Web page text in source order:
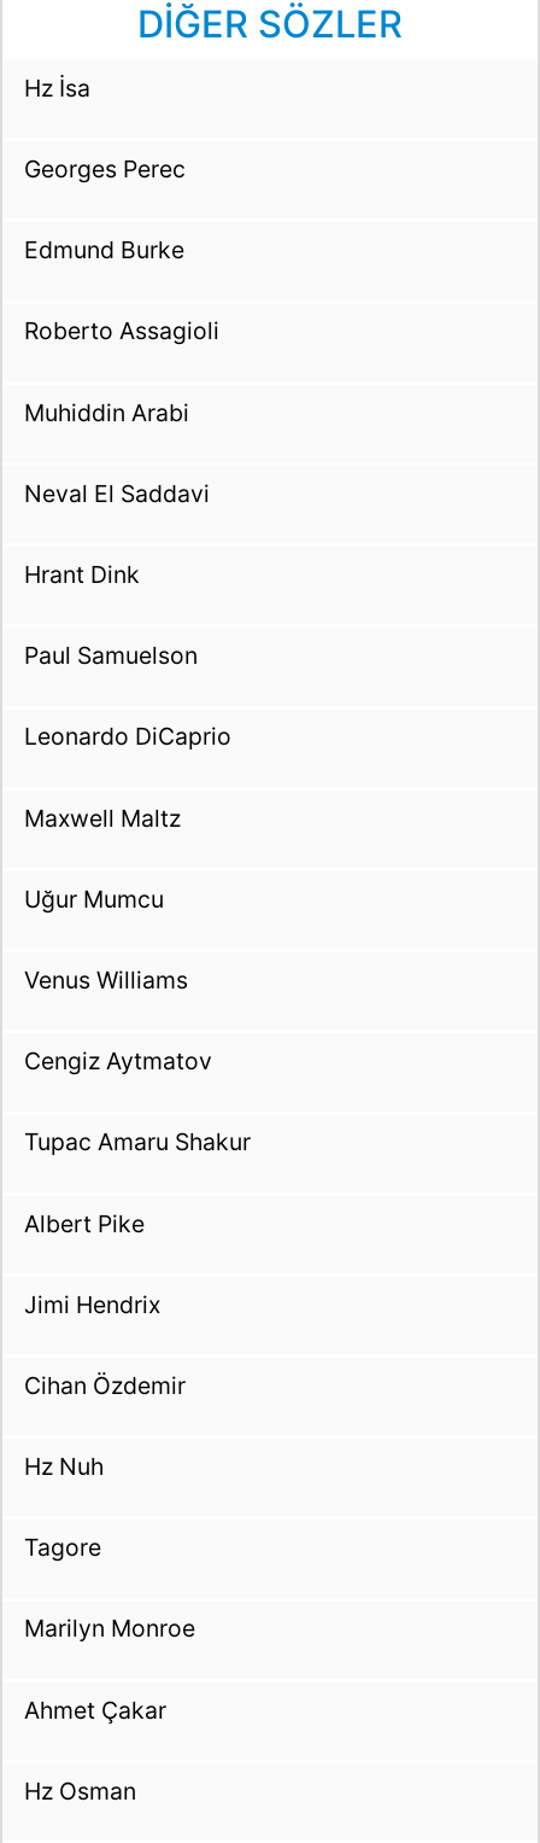
DİĞER SÖZLER
Hz İsa
Georges Perec
Edmund Burke
Roberto Assagioli
Muhiddin Arabi
Neval El Saddavi
Hrant Dink
Paul Samuelson
Leonardo DiCaprio
Maxwell Maltz
Uğur Mumcu
Venus Williams
Cengiz Aytmatov
Tupac Amaru Shakur
Albert Pike
Jimi Hendrix
Cihan Özdemir
Hz Nuh
Tagore
Marilyn Monroe
Ahmet Çakar
Hz Osman